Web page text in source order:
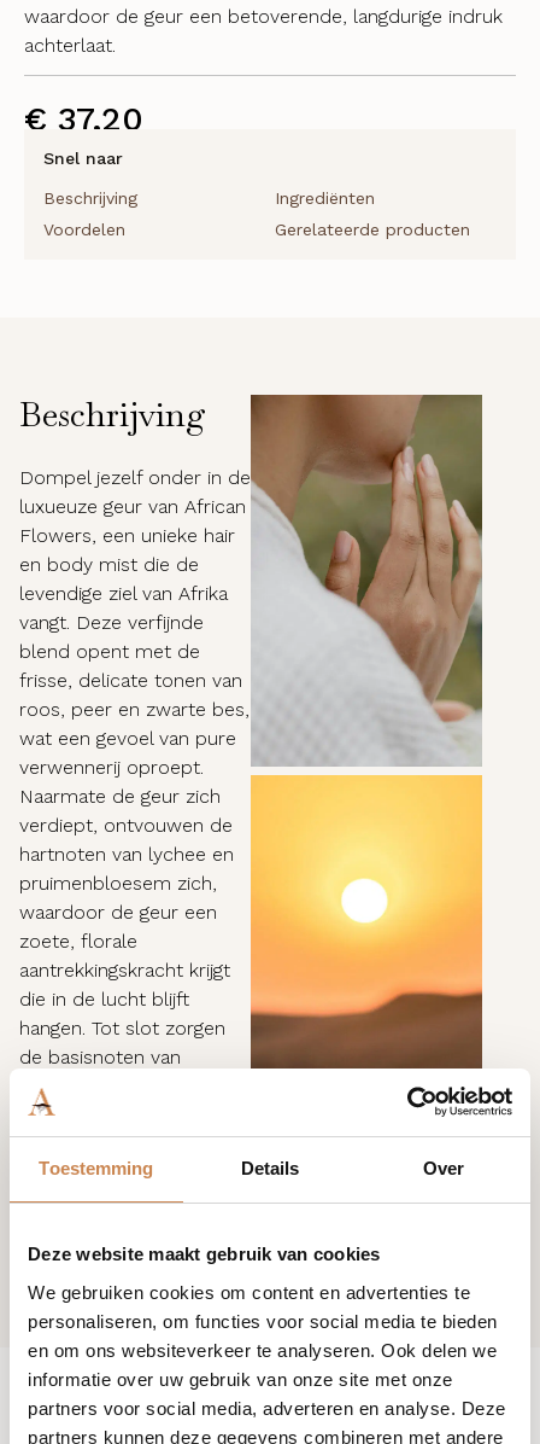
Toestemming Details Over
Deze website maakt gebruik van cookies
We gebruiken cookies om content en advertenties te
personaliseren, om functies voor social media te bieden
en om ons websiteverkeer te analyseren. Ook delen we
informatie over uw gebruik van onze site met onze
partners voor social media, adverteren en analyse. Deze
partners kunnen deze gegevens combineren met andere
€ 37,20
Snel naar
Beschrijving
Ingrediënten
Voordelen
Gerelateerde producten
waardoor de geur een betoverende, langdurige indruk
achterlaat.
Beschrijving
Dompel jezelf onder in de
luxueuze geur van African
Flowers, een unieke hair
en body mist die de
levendige ziel van Afrika
vangt. Deze verfijnde
blend opent met de
frisse, delicate tonen van
roos, peer en zwarte bes,
wat een gevoel van pure
verwennerij oproept.
Naarmate de geur zich
verdiept, ontvouwen de
hartnoten van lychee en
pruimenbloesem zich,
waardoor de geur een
zoete, florale
aantrekkingskracht krijgt
die in de lucht blijft
hangen. Tot slot zorgen
de basisnoten van
cederhout en amber voor
een warme, sensuele
ondertoon, die de geur in
een rijke, aardse
omarming verankert.